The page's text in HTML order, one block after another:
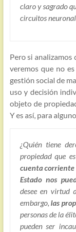
claro y sagrado
circuitos
Pero si analizamos
veremos que no
gestión social de
uso y decisión
objeto de
Y es así, para
¿Quién tiene
propiedad que
cuenta corriente
Estado nos
desee en virtud
embargo,las
personas de la
pueden ser